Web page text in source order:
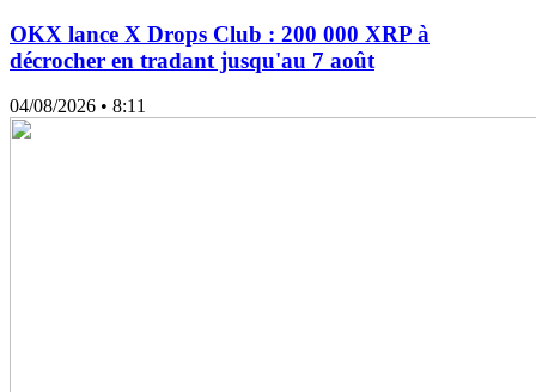
OKX lance X Drops Club : 200 000 XRP à
décrocher en tradant jusqu'au 7 août
04/08/2026 • 8:11